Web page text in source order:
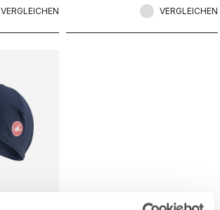
VERGLEICHEN VERGLEICHEN